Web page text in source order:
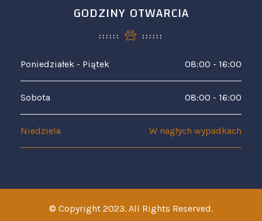
GODZINY OTWARCIA
Poniedziałek - Piątek 08:00 - 16:00
Sobota 08:00 - 16:00
Niedziela W nagłych wypadkach
© Copyright 2023. All Rights Reserved.